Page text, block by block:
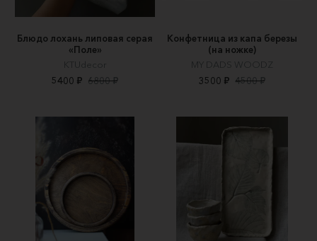
Блюдо лохань липовая серая
«Поле»
KTUdecor
5400 ₽ 6800 ₽
Конфетница из капа березы
(на ножке)
MY DADS WOODZ
3500 ₽ 4500 ₽